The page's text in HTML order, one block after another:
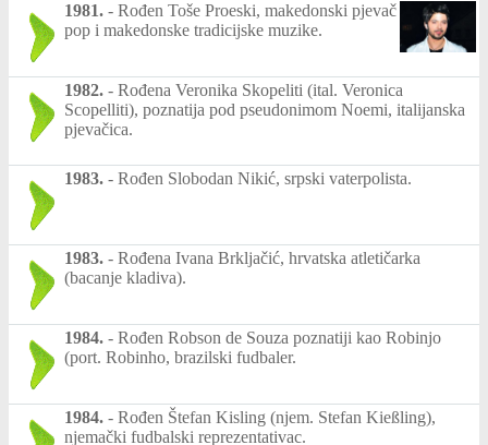
1981. - Rođen Toše Proeski, makedonski pjevač
pop i makedonske tradicijske muzike.
1982. - Rođena Veronika Skopeliti (ital. Veronica
Scopelliti), poznatija pod pseudonimom Noemi, italijanska
pjevačica.
1983. - Rođen Slobodan Nikić, srpski vaterpolista.
1983. - Rođena Ivana Brkljačić, hrvatska atletičarka
(bacanje kladiva).
1984. - Rođen Robson de Souza poznatiji kao Robinjo
(port. Robinho, brazilski fudbaler.
1984. - Rođen Štefan Kisling (njem. Stefan Kießling),
njemački fudbalski reprezentativac.